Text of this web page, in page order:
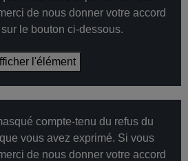
de nous donner votre accord
le bouton ci-dessous.
l'élément
compte-tenu du refus du
vous avez exprimé. Si vous
de nous donner votre accord